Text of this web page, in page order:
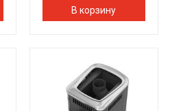
В корзину